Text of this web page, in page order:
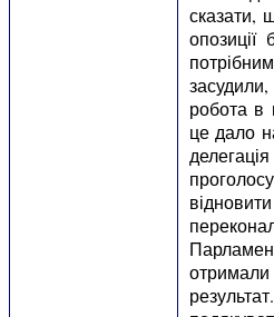
сказати,
опозиції
робота в
це дало